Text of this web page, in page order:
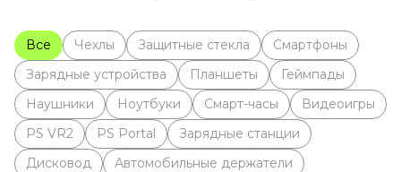
Все Чехлы Защитные стекла
Cмартфоны
Зарядные устройства
Планшеты
Геймпады
Наушники
Ноутбуки Смарт-часы
Видеоигры
PS VR2
PS Portal
Зарядные станции
Дисковод
Автомобильные держатели